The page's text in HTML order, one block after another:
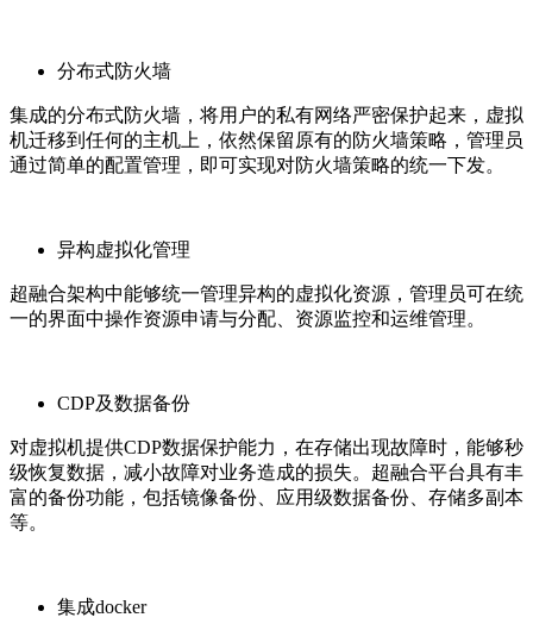
分布式防火墙
集成的分布式防火墙，将用户的私有网络严密保护起来，虚拟
机迁移到任何的主机上，依然保留原有的防火墙策略，管理员
通过简单的配置管理，即可实现对防火墙策略的统一下发。
异构虚拟化管理
超融合架构中能够统一管理异构的虚拟化资源，管理员可在统
一的界面中操作资源申请与分配、资源监控和运维管理。
CDP及数据备份
对虚拟机提供CDP数据保护能力，在存储出现故障时，能够秒
级恢复数据，减小故障对业务造成的损失。超融合平台具有丰
富的备份功能，包括镜像备份、应用级数据备份、存储多副本
等。
集成docker